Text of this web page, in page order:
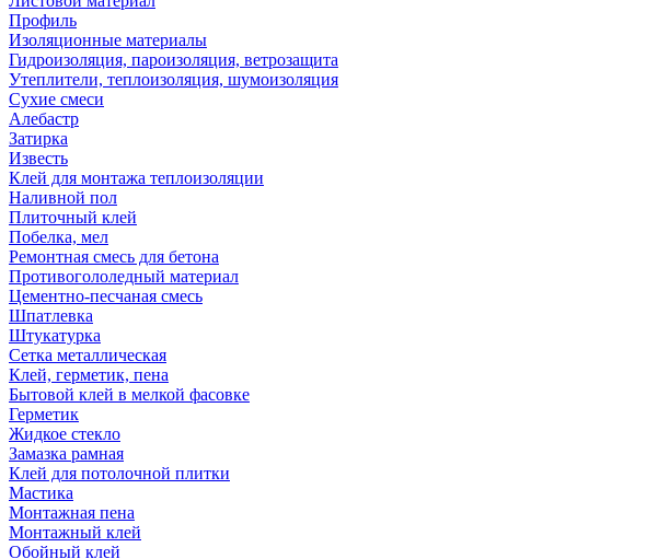
Профиль
Изоляционные материалы
Гидроизоляция, пароизоляция, ветрозащита
Утеплители, теплоизоляция, шумоизоляция
Сухие смеси
Алебастр
Затирка
Известь
Клей для монтажа теплоизоляции
Наливной пол
Плиточный клей
Побелка, мел
Ремонтная смесь для бетона
Противогололедный материал
Цементно-песчаная смесь
Шпатлевка
Штукатурка
Сетка металлическая
Клей, герметик, пена
Бытовой клей в мелкой фасовке
Герметик
Жидкое стекло
Замазка рамная
Клей для потолочной плитки
Мастика
Монтажная пена
Монтажный клей
Обойный клей